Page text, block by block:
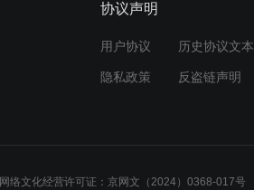
协议声明
用户协议 历史协议文本
隐私政策 反盗链声明
网络文化经营许可证：京网文（2024）0368-017号